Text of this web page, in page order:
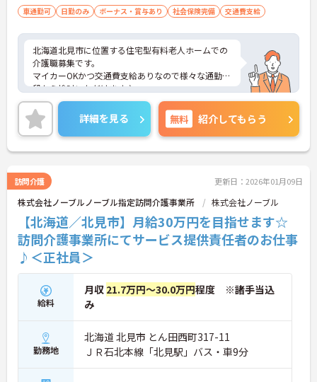
車通勤可 日勤のみ ボーナス・賞与あり 社会保険完備 交通費支給
北海道北見市に位置する住宅型有料老人ホームでの
介護職募集です。
マイカーOKかつ交通費支給ありなので様々な通勤手
段から検討いただけます♪
ご興味のある方はご面接のポイントお伝えしますの
でご気軽にお問合せください。
詳細を見る 無料 紹介してもらう
訪問介護 更新日：2026年01月09日
株式会社ノーブルノーブル指定訪問介護事業所 株式会社ノーブル
【北海道／北見市】月給30万円を目指せます☆
訪問介護事業所にてサービス提供責任者のお仕事
♪＜正社員＞
給料
月収 21.7万円～30.0万円程度 ※諸手当込
み
勤務地
北海道 北見市 とん田西町317-11
ＪＲ石北本線「北見駅」バス・車9分